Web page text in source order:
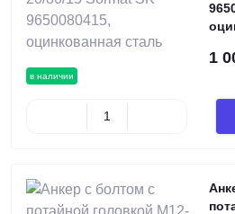
в наличии
1